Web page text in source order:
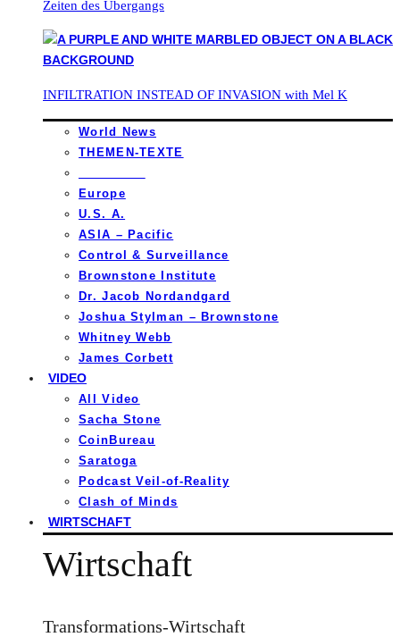
Zeiten des Übergangs
INFILTRATION INSTEAD OF INVASION with Mel K
World News
THEMEN-TEXTE
Europe
U.S. A.
ASIA – Pacific
Control & Surveillance
Brownstone Institute
Dr. Jacob Nordandgard
Joshua Stylman – Brownstone
Whitney Webb
James Corbett
VIDEO
All Video
Sacha Stone
CoinBureau
Saratoga
Podcast Veil-of-Reality
Clash of Minds
WIRTSCHAFT
Wirtschaft
Transformations-Wirtschaft